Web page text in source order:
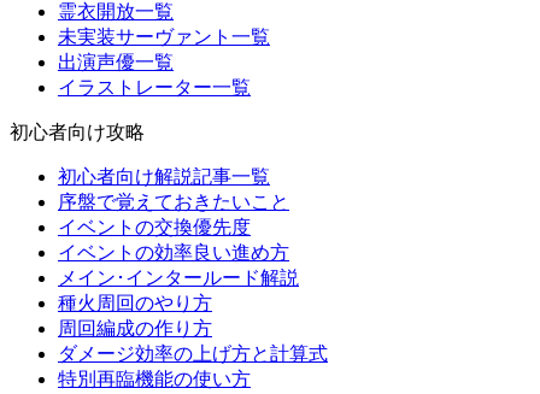
霊衣開放一覧
未実装サーヴァント一覧
出演声優一覧
イラストレーター一覧
初心者向け攻略
初心者向け解説記事一覧
序盤で覚えておきたいこと
イベントの交換優先度
イベントの効率良い進め方
メイン･インタールード解説
種火周回のやり方
周回編成の作り方
ダメージ効率の上げ方と計算式
特別再臨機能の使い方